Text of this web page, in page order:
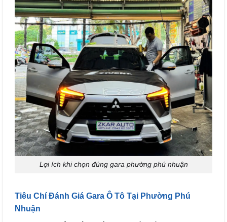
Lợi ích khi chọn đúng gara phường phú nhuận
Tiêu Chí Đánh Giá Gara Ô Tô Tại Phường Phú
Nhuận